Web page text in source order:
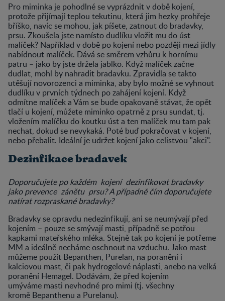
Pro miminka je pohodlné se vyprázdnit v době kojení,
protože přijímají teplou tekutinu, která jim hezky prohřeje
bříško, navíc se mohou, jak píšete, zatnout do bradavky,
prsu. Zkoušela jste namísto dudlíku vložit mu do úst
malíček? Například v době po kojení nebo později mezi jídly
nabídnout malíček. Dává se směrem vzhůru k hornímu
patru – jako by jste držela jablko. Když malíček začne
dudlat, mohl by nahradit bradavku. Zpravidla se takto
utěšují novorozenci a miminka, aby bylo možné se vyhnout
dudlíku v prvních týdnech po zahájení kojení. Když
odmítne malíček a Vám se bude opakovaně stávat, že opět
tlačí u kojení, můžete miminko opatrně z prsu sundat, tj.
vložením malíčku do koutku úst a ten malíček mu tam pak
nechat, dokud se nevykaká. Poté buď pokračovat v kojení,
nebo přebalit. Ideální je udržet kojení jako celistvou "akci".
Dezinfikace bradavek
Doporučujete po každém kojení dezinfikovat bradavky
jako prevence zánětu prsu? A případně čím doporučujete
natírat rozpraskané bradavky?
Bradavky se opravdu nedezinfikují, ani se neumývají před
kojením – pouze se smývají masti, případně se potřou
kapkami mateřského mléka. Stejně tak po kojení je potřeme
MM a ideálně necháme oschnout na vzduchu. Jako mast
můžeme použít Bepanthen, Purelan, na poranění i
kalciovou mast, či pak hydrogelové náplasti, anebo na velká
poranění Hemagel. Dodávám, že před kojením
umýváme masti nevhodné pro mimi (tj. všechny
kromě Bepanthenu a Purelanu).